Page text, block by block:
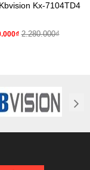
Kx-7104TD4
2.280.000₫